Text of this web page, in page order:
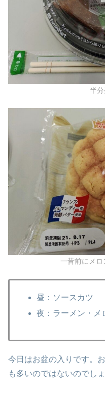
半
一昔前にメロ
昼：ソースカツ
夜：ラーメン・メ
今日はお盆の入りです。
も多いのではないのでし